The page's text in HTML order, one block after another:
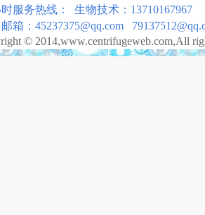
务热线： 生物技术：13710167967
：45237375@qq.com
© 2014,www.centrifugeweb.com,All